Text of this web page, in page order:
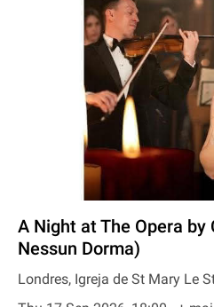
A Night at The Opera
Nessun Dorma)
Londres, Igreja de St Mary Le